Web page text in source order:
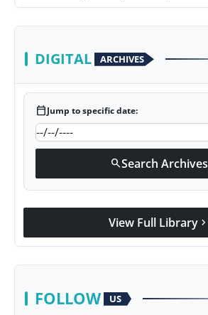
DIGITAL ARCHIVES
calendar_todayJump to specific date:
searchSearch Archives
View Full Library chevron_right
FOLLOW US